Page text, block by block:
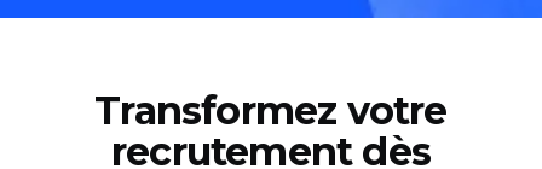
Transformez votre
recrutement dès